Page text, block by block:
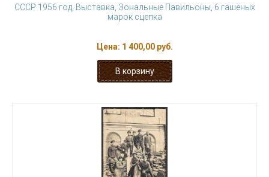
СССР 1956 год, Выставка, Зональные Павильоны, 6 гашёных
марок сцепка
Цена: 1 400,00 руб.